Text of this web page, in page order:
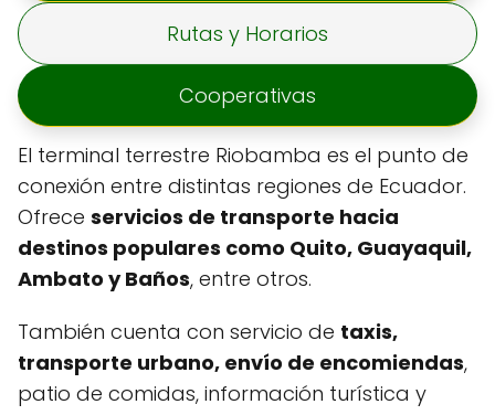
Rutas y Horarios
Cooperativas
El terminal terrestre Riobamba es el punto de
conexión entre distintas regiones de Ecuador.
Ofrece servicios de transporte hacia
destinos populares como Quito, Guayaquil,
Ambato y Baños, entre otros.
También cuenta con servicio de taxis,
transporte urbano, envío de encomiendas,
patio de comidas, información turística y